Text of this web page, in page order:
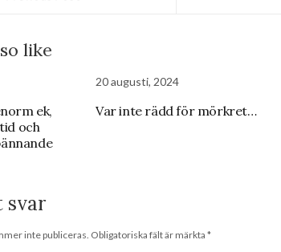
like
ek,
och
20 augusti, 2024
Var inte rädd för mörkret…
svar
inte publiceras. Obligatoriska fält är märkta *